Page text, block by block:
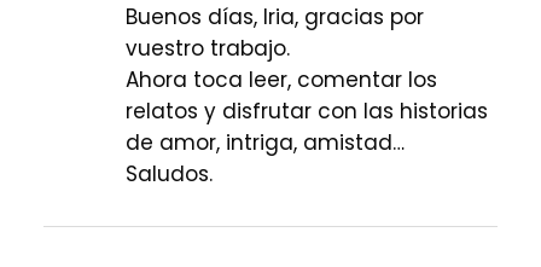
Buenos días, Iria, gracias por
vuestro trabajo.
Ahora toca leer, comentar los
relatos y disfrutar con las historias
de amor, intriga, amistad…
Saludos.